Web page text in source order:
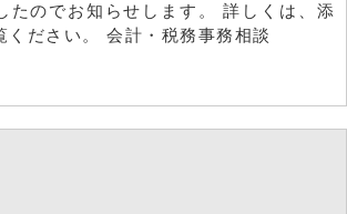
たのでお知らせします。 詳しくは、添
ください。 会計・税務事務相談